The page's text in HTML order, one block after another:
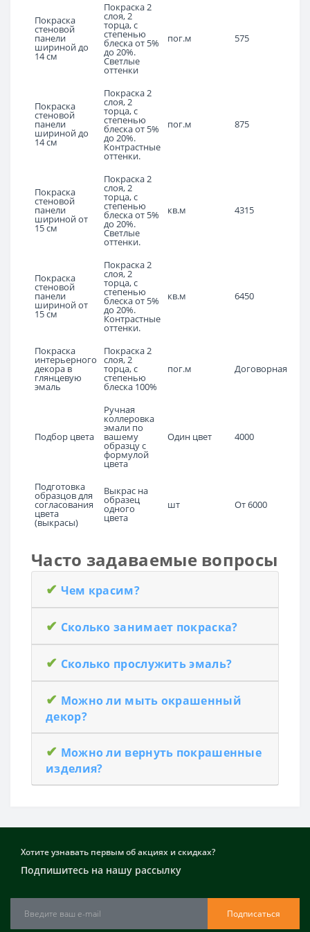
Покраска
стеновой
панели
шириной до
14 см
Покраска 2
слоя, 2
торца, с
степенью
блеска от 5%
до 20%.
Светлые
оттенки
пог.м 575
Покраска
стеновой
панели
шириной до
14 см
Покраска 2
слоя, 2
торца, с
степенью
блеска от 5%
до 20%.
Контрастные
оттенки.
пог.м 875
Покраска
стеновой
панели
шириной от
15 см
Покраска 2
слоя, 2
торца, с
степенью
блеска от 5%
до 20%.
Светлые
оттенки.
кв.м 4315
Покраска
стеновой
панели
шириной от
15 см
Покраска 2
слоя, 2
торца, с
степенью
блеска от 5%
до 20%.
Контрастные
оттенки.
кв.м 6450
Покраска
интерьерного
декора в
глянцевую
эмаль
Покраска 2
слоя, 2
торца, с
степенью
блеска 100%
пог.м Договорная
Подбор цвета
Ручная
коллеровка
эмали по
вашему
образцу с
формулой
цвета
Один цвет 4000
Подготовка
образцов для
согласования
цвета
(выкрасы)
Выкрас на
образец
одного
цвета
шт От 6000
Часто задаваемые вопросы
✔ Чем красим?
✔ Cколько занимает покраска?
✔ Сколько прослужить эмаль?
✔ Можно ли мыть окрашенный
декор?
✔ Можно ли вернуть покрашенные
изделия?
Хотите узнавать первым об акциях и скидках?
Подпишитесь на нашу рассылку
Подписаться